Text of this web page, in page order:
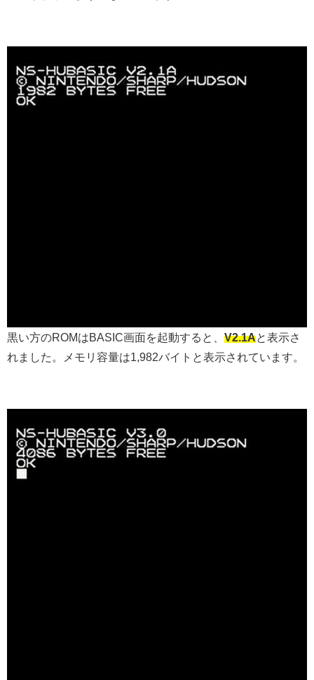
黒い方のROMはBASIC画面を起動すると、 V2.1Aと表示さ
れました。メモリ容量は1,982バイトと表示されています。